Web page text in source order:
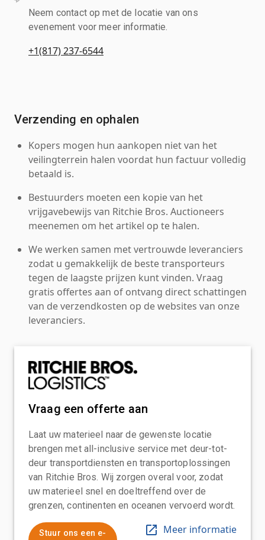
Neem contact op met de locatie van ons
evenement voor meer informatie.
+1(817) 237-6544
Verzending en ophalen
Kopers mogen hun aankopen niet van het
veilingterrein halen voordat hun factuur volledig
betaald is.
Bestuurders moeten een kopie van het
vrijgavebewijs van Ritchie Bros. Auctioneers
meenemen om het artikel op te halen.
We werken samen met vertrouwde leveranciers
zodat u gemakkelijk de beste transporteurs
tegen de laagste prijzen kunt vinden. Vraag
gratis offertes aan of ontvang direct schattingen
van de verzendkosten op de websites van onze
leveranciers.
Vraag een offerte aan
Laat uw materieel naar de gewenste locatie
brengen met all-inclusive service met deur-tot-
deur transportdiensten en transportoplossingen
van Ritchie Bros. Wij zorgen overal voor, zodat
uw materieel snel en doeltreffend over de
grenzen, continenten en oceanen vervoerd wordt.
Stuur ons een e-
Meer informatie